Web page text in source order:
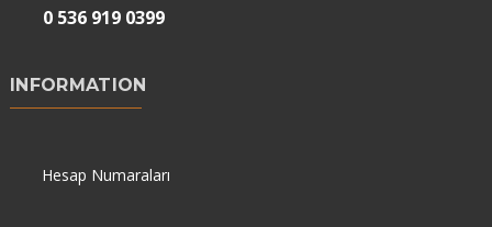
0 536 919 0399
INFORMATION
Hesap Numaraları